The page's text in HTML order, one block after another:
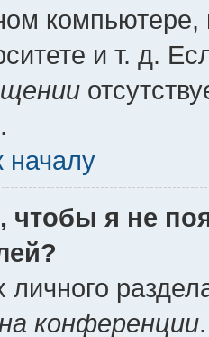
компьютере,
и т. д.
началу
чтобы я не
личного
конференции